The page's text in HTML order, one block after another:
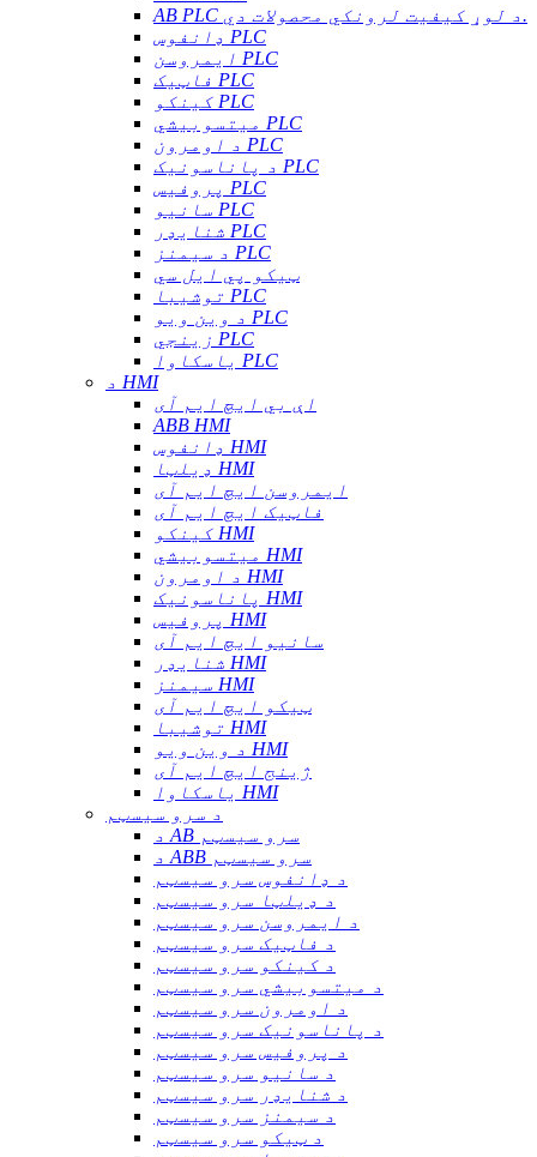
AB PLC د لوړ کیفیت لرونکي محصولات دي.
ډانفوس PLC
ایمروسن PLC
فاټیک PLC
کینکو PLC
میتسوبیشي PLC
د اومرون PLC
د پاناسونیک PLC
پروفیس PLC
سانیو PLC
شنایډر PLC
د سیمنز PLC
ټیکو پي ایل سي
توشیبا PLC
د وین ویو PLC
زینجي PLC
یاسکاوا PLC
د HMI
اې بي ایچ ایم آی
ABB HMI
ډانفوس HMI
ډیلټا HMI
ایمروسن ایچ ایم آی
فاټیک ایچ ایم آی
کینکو HMI
میتسوبیشي HMI
د اومرون HMI
پاناسونیک HMI
پروفیس HMI
سانیو ایچ ایم آی
شنایډر HMI
سیمنز HMI
ټیکو ایچ ایم آی
توشیبا HMI
د وین ویو HMI
ژینج ایچ ایم آی
یاسکاوا HMI
د سرو سیسټم
د AB سرو سیسټم
د ABB سرو سیسټم
د ډانفوس سرو سیسټم
د ډیلټا سرو سیسټم
د ایمروسن سرو سیسټم
د فاټیک سرو سیسټم
د کینکو سرو سیسټم
د میتسوبیشي سرو سیسټم
د اومرون سرو سیسټم
د پاناسونیک سرو سیسټم
د پروفیس سرو سیسټم
د سانیو سرو سیسټم
د شنایډر سرو سیسټم
د سیمنز سرو سیسټم
د ټیکو سرو سیسټم